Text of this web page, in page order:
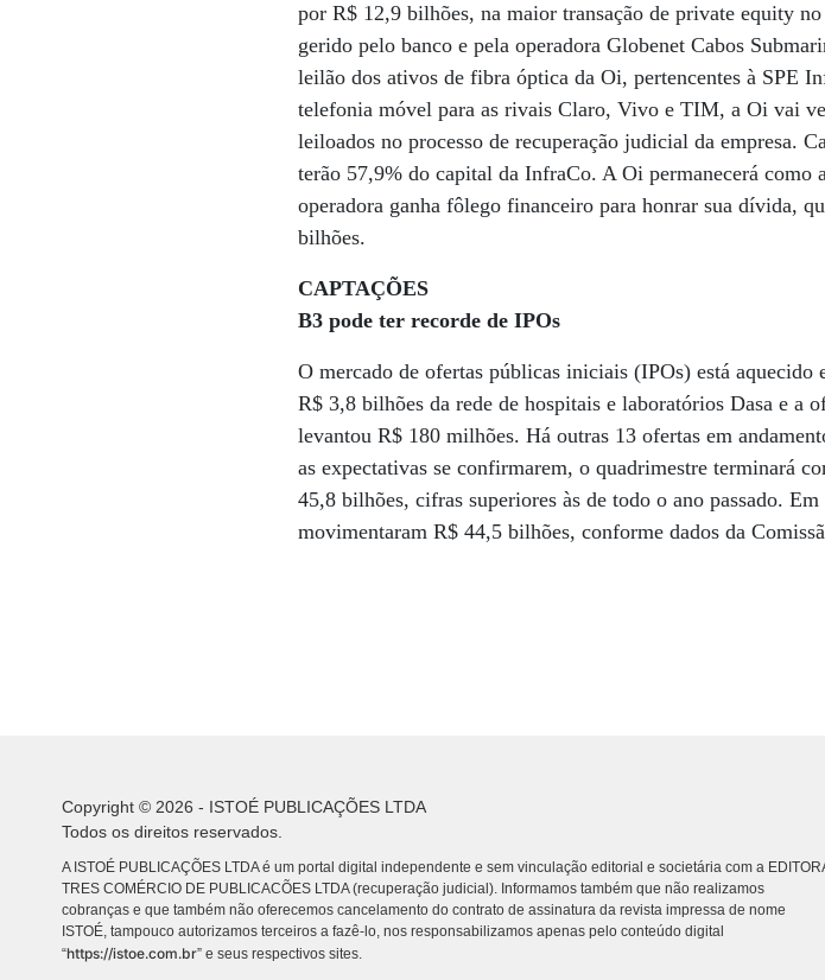
por R$ 12,9 bilhões, na maior transação de private equity
gerido pelo banco e pela operadora Globenet Cabos
leilão dos ativos de fibra óptica da Oi, pertencentes à SPE
telefonia móvel para as rivais Claro, Vivo e TIM, a Oi vai
leiloados no processo de recuperação judicial da empresa.
terão 57,9% do capital da InfraCo. A Oi permanecerá como
operadora ganha fôlego financeiro para honrar sua dívida,
bilhões.
CAPTAÇÕES
B3 pode ter recorde de IPOs
O mercado de ofertas públicas iniciais (IPOs) está
R$ 3,8 bilhões da rede de hospitais e laboratórios Dasa e a
levantou R$ 180 milhões. Há outras 13 ofertas em
as expectativas se confirmarem, o quadrimestre terminará
45,8 bilhões, cifras superiores às de todo o ano passado.
movimentaram R$ 44,5 bilhões, conforme dados da
Copyright © 2026 - ISTOÉ PUBLICAÇÕES LTDA
Todos os direitos reservados.
A ISTOÉ PUBLICAÇÕES LTDA é um portal digital independente e sem vinculação editorial e societária com a
TRES COMÉRCIO DE PUBLICACÕES LTDA (recuperação judicial). Informamos também que não realizamos
cobranças e que também não oferecemos cancelamento do contrato de assinatura da revista impressa de nome
ISTOÉ, tampouco autorizamos terceiros a fazê-lo, nos responsabilizamos apenas pelo conteúdo digital
“https://istoe.com.br” e seus respectivos sites.